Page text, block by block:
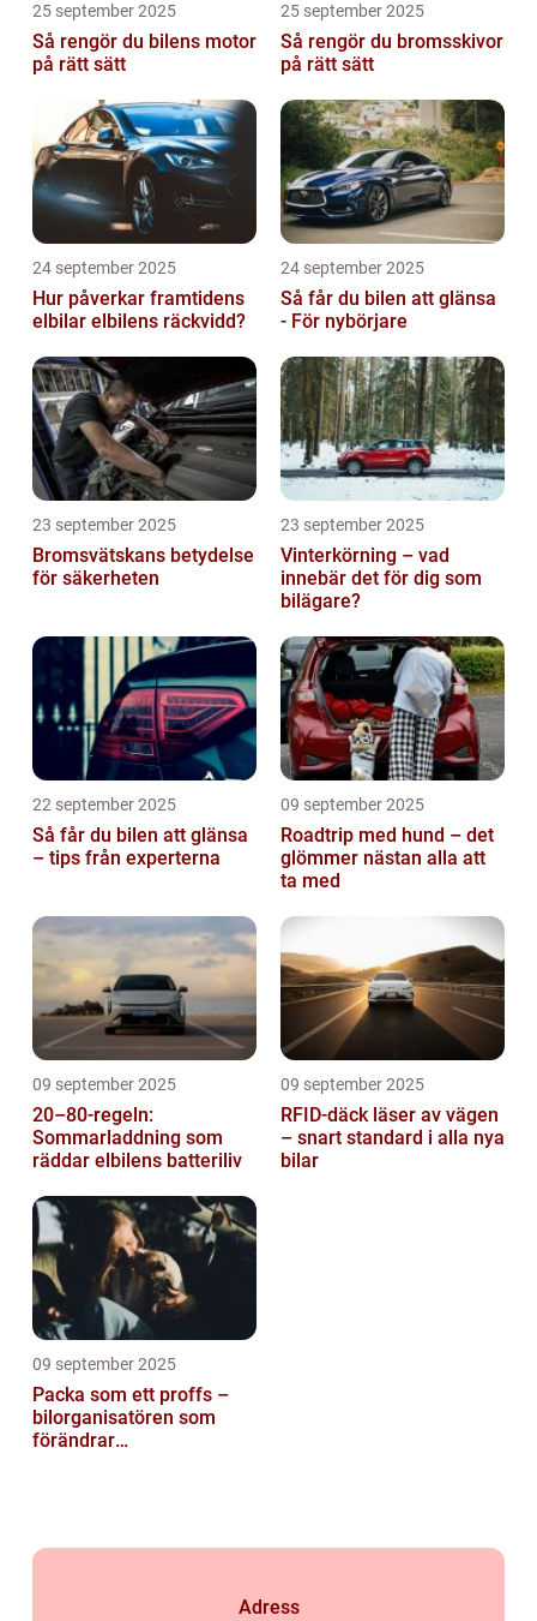
25 september 2025
Så rengör du bilens motor
på rätt sätt
25 september 2025
Så rengör du bromsskivor
på rätt sätt
24 september 2025
Hur påverkar framtidens
elbilar elbilens räckvidd?
24 september 2025
Så får du bilen att glänsa
- För nybörjare
23 september 2025
Bromsvätskans betydelse
för säkerheten
23 september 2025
Vinterkörning – vad
innebär det för dig som
bilägare?
22 september 2025
Så får du bilen att glänsa
– tips från experterna
09 september 2025
Roadtrip med hund – det
glömmer nästan alla att
ta med
09 september 2025
20–80-regeln:
Sommarladdning som
räddar elbilens batteriliv
09 september 2025
RFID-däck läser av vägen
– snart standard i alla nya
bilar
09 september 2025
Packa som ett proffs –
bilorganisatören som
förändrar
Adress